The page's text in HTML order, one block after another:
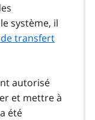
système, il
transfert
autorisé
et mettre à
été